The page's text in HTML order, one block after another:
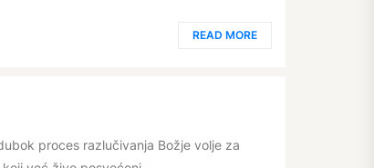
READ MORE
proces razlučivanja Božje volje za